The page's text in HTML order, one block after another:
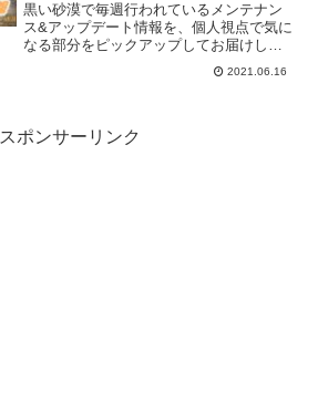
黒い砂漠で毎週行われているメンテナン
ス&アップデート情報を、個人視点で気に
なる部分をピックアップしてお届けして
います。2021年6月16日分。ハイデル宴
会の準備真っ只中なメンテな雰囲気で
2021.06.16
スポンサーリンク